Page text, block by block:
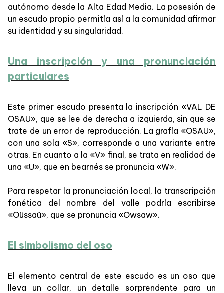
autónomo desde la Alta Edad Media. La posesión de
un escudo propio permitía así a la comunidad afirmar
su identidad y su singularidad.
Una inscripción y una pronunciación
particulares
Este primer escudo presenta la inscripción «VAL DE
OSAU», que se lee de derecha a izquierda, sin que se
trate de un error de reproducción. La grafía «OSAU»,
con una sola «S», corresponde a una variante entre
otras. En cuanto a la «V» final, se trata en realidad de
una «U», que en bearnés se pronuncia «W».
Para respetar la pronunciación local, la transcripción
fonética del nombre del valle podría escribirse
«Oüssaü», que se pronuncia «Owsaw».
El simbolismo del oso
El elemento central de este escudo es un oso que
lleva un collar, un detalle sorprendente para un